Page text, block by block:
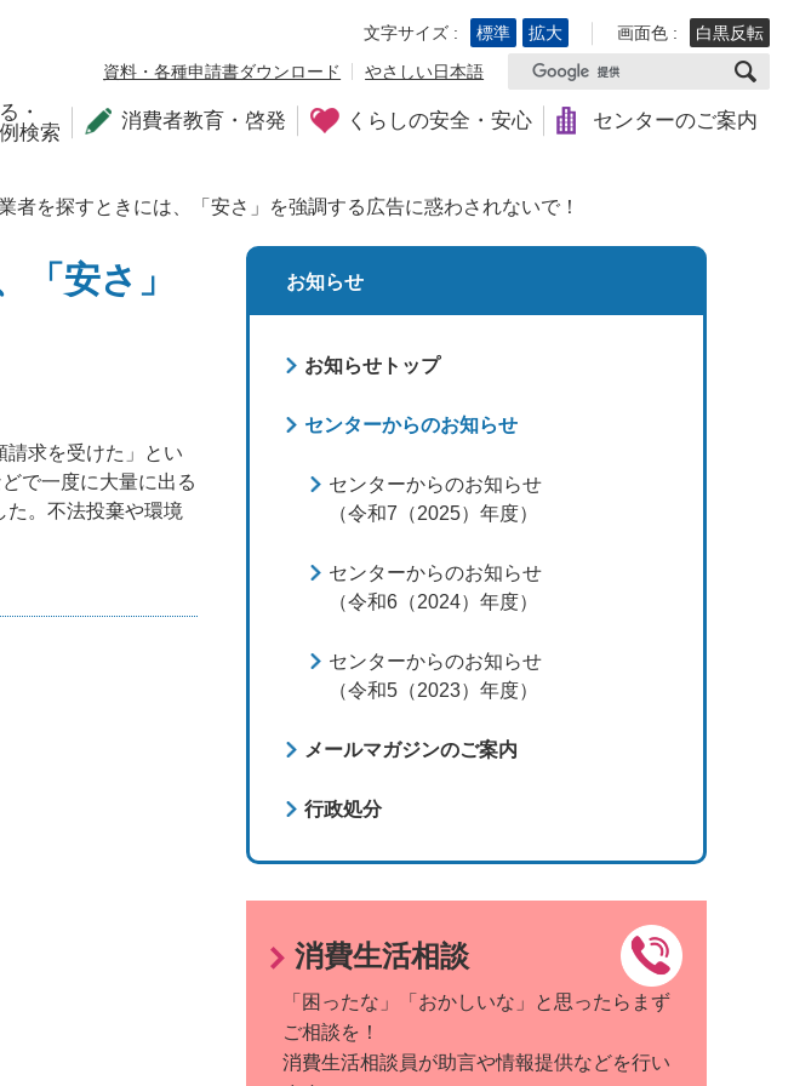
文字サイズ :
標準 拡大 画面色 :
白黒反転
資料・各種申請書ダウンロード
やさしい日本語
・
検索
消費者教育・啓発 くらしの安全・安心 センターのご案内
者を探すときには、「安さ」を強調する広告に惑わされないで！
「安さ」
請求を受けた」とい
で一度に大量に出る
た。不法投棄や環境
お知らせ
お知らせトップ
センターからのお知らせ
センターからのお知らせ
（令和7（2025）年度）
センターからのお知らせ
（令和6（2024）年度）
センターからのお知らせ
（令和5（2023）年度）
メールマガジンのご案内
行政処分
消費生活相談
「困ったな」「おかしいな」と思ったらまず
ご相談を！
消費生活相談員が助言や情報提供などを行い